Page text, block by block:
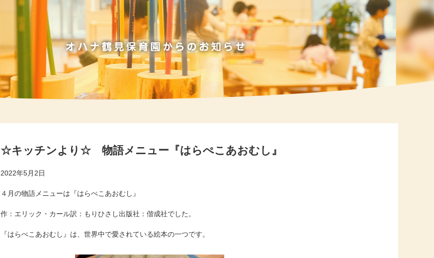
☆キッチンより☆ 物語メニュー『はらぺこあおむし』
2022年5月2日
４月の物語メニューは『はらぺこあおむし』
作：エリック・カール訳：もりひさし出版社：偕成社でした。
『はらぺこあおむし』は、世界中で愛されている絵本の一つです。